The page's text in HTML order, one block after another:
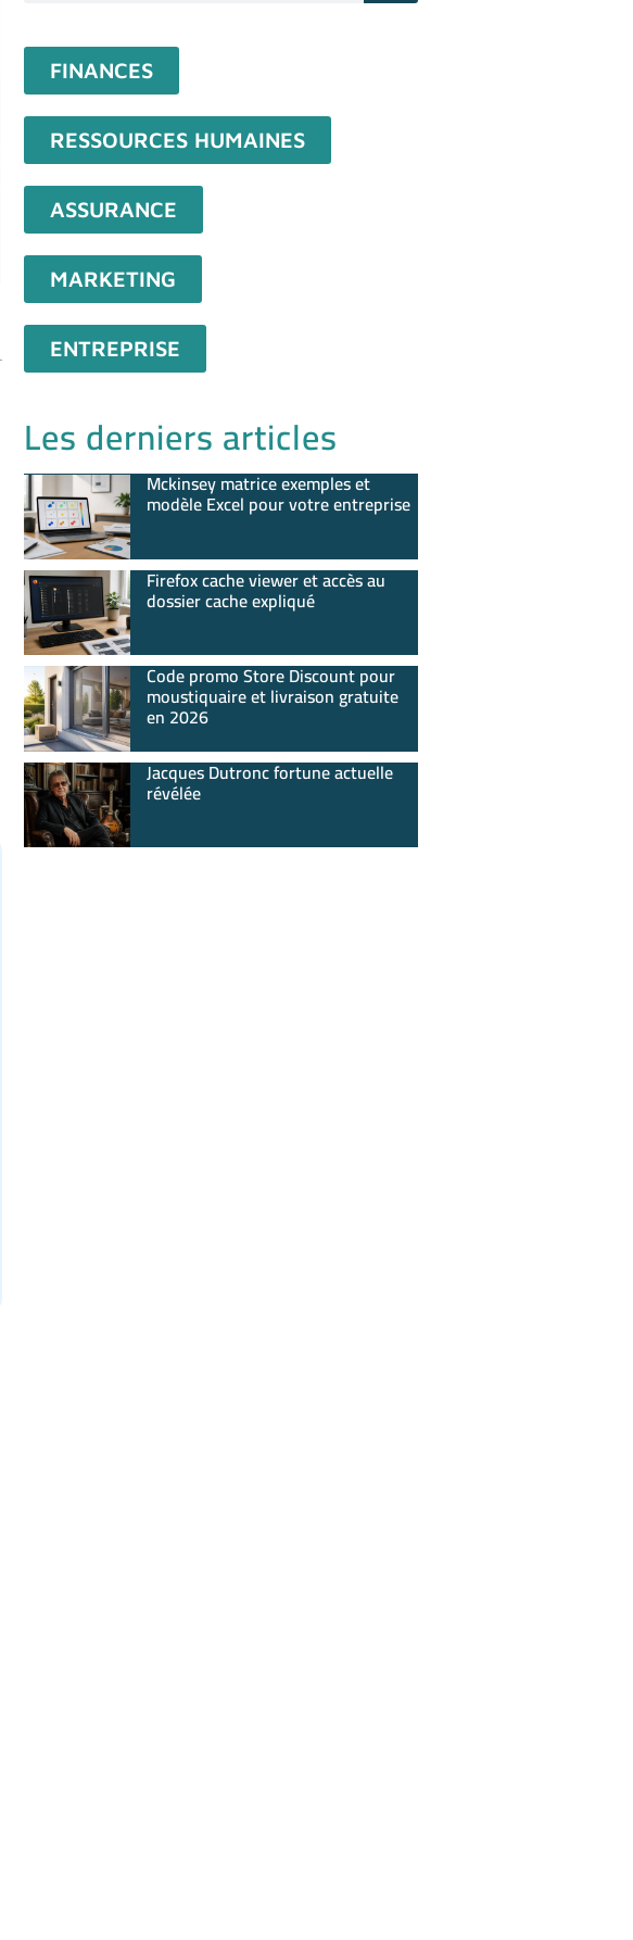
FINANCES
RESSOURCES HUMAINES
ASSURANCE
MARKETING
ENTREPRISE
Les derniers articles
Mckinsey matrice exemples et
modèle Excel pour votre entreprise
Firefox cache viewer et accès au
dossier cache expliqué
Code promo Store Discount pour
moustiquaire et livraison gratuite
en 2026
Jacques Dutronc fortune actuelle
révélée